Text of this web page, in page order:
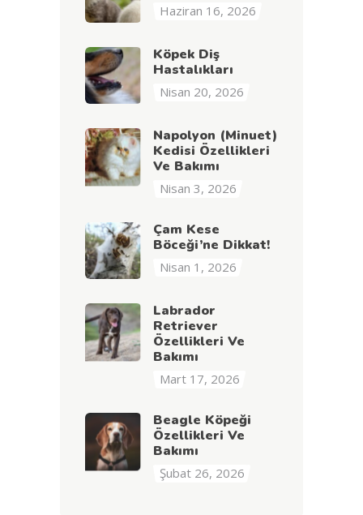
Haziran 16, 2026
Köpek Diş
Hastalıkları
Nisan 20, 2026
Napolyon (Minuet)
Kedisi Özellikleri
Ve Bakımı
Nisan 3, 2026
Çam Kese
Böceği’ne Dikkat!
Nisan 1, 2026
Labrador
Retriever
Özellikleri Ve
Bakımı
Mart 17, 2026
Beagle Köpeği
Özellikleri Ve
Bakımı
Şubat 26, 2026